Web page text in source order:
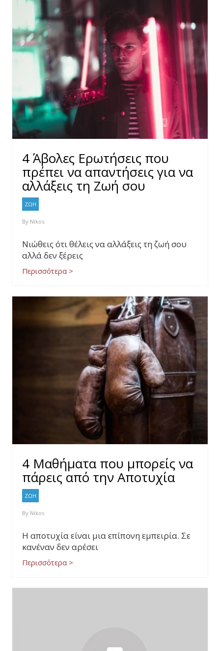
4 Άβολες Ερωτήσεις που
πρέπει να απαντήσεις για να
αλλάξεις τη Ζωή σου
ΖΩΗ
By Nikos
Νιώθεις ότι θέλεις να αλλάξεις τη ζωή σου
αλλά δεν ξέρεις
Περισσότερα >
4 Μαθήματα που μπορείς να
πάρεις από την Αποτυχία
ΖΩΗ
By Nikos
Η αποτυχία είναι μια επίπονη εμπειρία. Σε
κανέναν δεν αρέσει
Περισσότερα >